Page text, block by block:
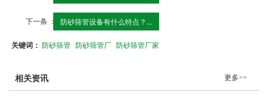
下一条 ： 防砂筛管设备有什么特点？...
关键词：防砂筛管 防砂筛管厂 防砂筛管厂家
相关资讯 更多>>